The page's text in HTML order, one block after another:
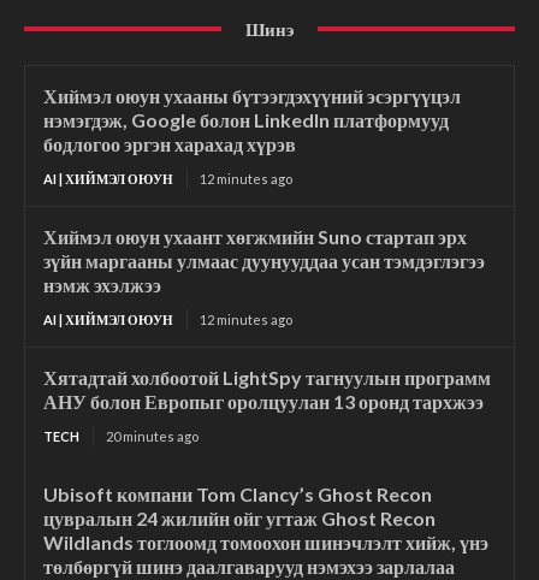
Шинэ
Хиймэл оюун ухааны бүтээгдэхүүний эсэргүүцэл
нэмэгдэж, Google болон LinkedIn платформууд
бодлогоо эргэн харахад хүрэв
AI | ХИЙМЭЛ ОЮУН 12 minutes ago
Хиймэл оюун ухаант хөгжмийн Suno стартап эрх
зүйн маргааны улмаас дуунууддаа усан тэмдэглэгээ
нэмж эхэлжээ
AI | ХИЙМЭЛ ОЮУН 12 minutes ago
Хятадтай холбоотой LightSpy тагнуулын программ
АНУ болон Европыг оролцуулан 13 оронд тархжээ
TECH 20 minutes ago
Ubisoft компани Tom Clancy’s Ghost Recon
цувралын 24 жилийн ойг угтаж Ghost Recon
Wildlands тоглоомд томоохон шинэчлэлт хийж, үнэ
төлбөргүй шинэ даалгаварууд нэмэхээ зарлалаа